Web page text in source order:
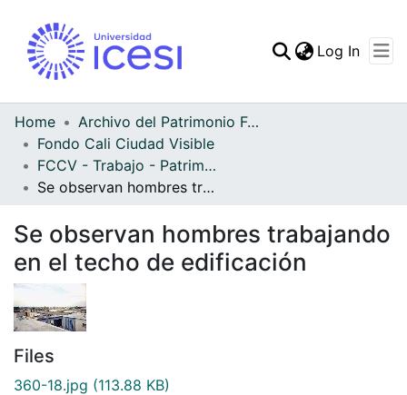
Log In
Home
Archivo del Patrimonio Fotográfico y Fílmico del Valle del Cauca
Fondo Cali Ciudad Visible
FCCV - Trabajo - Patrimonial
Se observan hombres trabajando en el techo de edificación
Se observan hombres trabajando
en el techo de edificación
Files
360-18.jpg (113.88 KB)